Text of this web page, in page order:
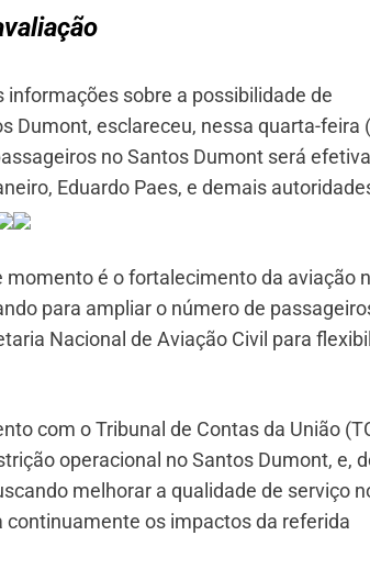
informações sobre a possibilidade de
Dumont, esclareceu, nessa quarta-feira
no Santos Dumont será
Eduardo Paes, e demais
momento é o fortalecimento da aviação
para ampliar o número de
Nacional de Aviação Civil para
com o Tribunal de Contas da União
operacional no Santos Dumont, e,
melhorar a qualidade de serviço
os impactos da referida